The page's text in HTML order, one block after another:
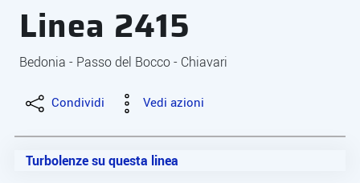
Linea 2415
Bedonia - Passo del Bocco - Chiavari
Condividi Vedi azioni
Turbolenze su questa linea